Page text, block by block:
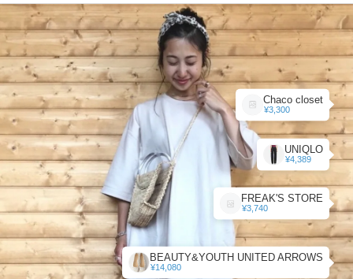
Chaco closet
¥3,300
UNIQLO
¥4,389
FREAK'S STORE
¥3,740
BEAUTY&YOUTH UNITED ARROWS
¥14,080